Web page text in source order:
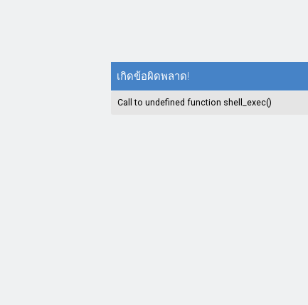
เกิดข้อผิดพลาด!
Call to undefined function shell_exec()